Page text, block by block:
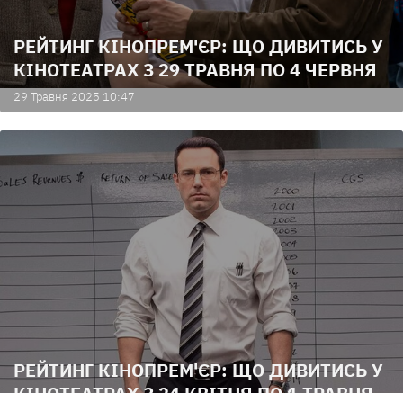
РЕЙТИНГ КІНОПРЕМ'ЄР: ЩО ДИВИТИСЬ У
КІНОТЕАТРАХ З 29 ТРАВНЯ ПО 4 ЧЕРВНЯ
29 Травня 2025 10:47
РЕЙТИНГ КІНОПРЕМ'ЄР: ЩО ДИВИТИСЬ У